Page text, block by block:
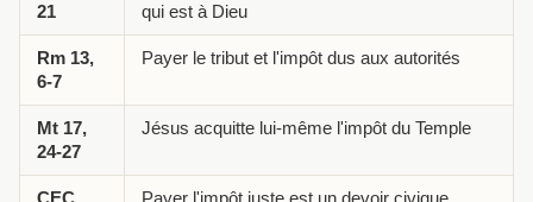
21
qui est à Dieu
Rm 13,
6-7
Payer le tribut et l'impôt dus aux autorités
Mt 17,
24-27
Jésus acquitte lui-même l'impôt du Temple